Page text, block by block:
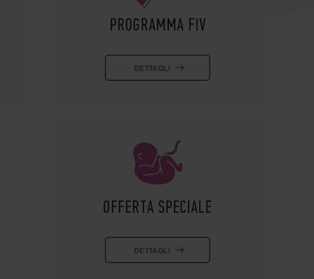
PROGRAMMA FIV
DETTAGLI
OFFERTA SPECIALE
DETTAGLI